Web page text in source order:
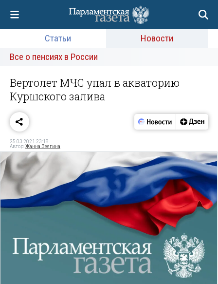
Статьи
Новости
Все о пенсиях в России
Вертолет МЧС упал в акваторию
Куршского залива
25.03.2021 23:18
Автор:Жанна Звягина